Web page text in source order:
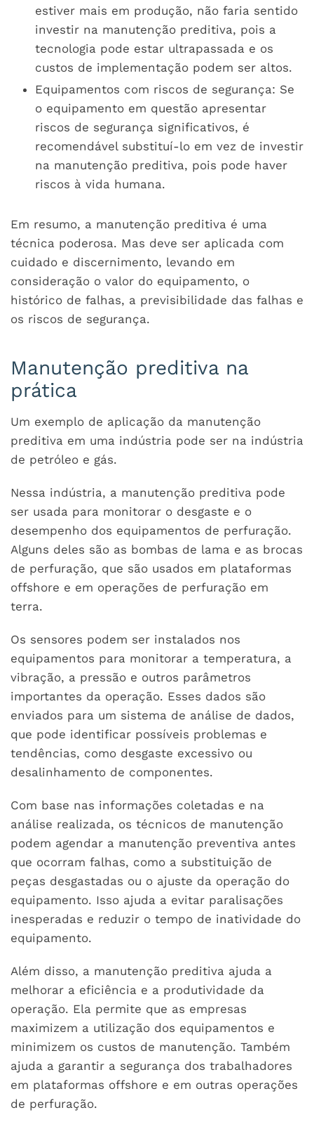
estiver mais em produção, não faria sentido
investir na manutenção preditiva, pois a
tecnologia pode estar ultrapassada e os
custos de implementação podem ser altos.
Equipamentos com riscos de segurança: Se
o equipamento em questão apresentar
riscos de segurança significativos, é
recomendável substituí-lo em vez de investir
na manutenção preditiva, pois pode haver
riscos à vida humana.
Em resumo, a manutenção preditiva é uma
técnica poderosa. Mas deve ser aplicada com
cuidado e discernimento, levando em
consideração o valor do equipamento, o
histórico de falhas, a previsibilidade das falhas e
os riscos de segurança.
Manutenção preditiva na
prática
Um exemplo de aplicação da manutenção
preditiva em uma indústria pode ser na indústria
de petróleo e gás.
Nessa indústria, a manutenção preditiva pode
ser usada para monitorar o desgaste e o
desempenho dos equipamentos de perfuração.
Alguns deles são as bombas de lama e as brocas
de perfuração, que são usados em plataformas
offshore e em operações de perfuração em
terra.
Os sensores podem ser instalados nos
equipamentos para monitorar a temperatura, a
vibração, a pressão e outros parâmetros
importantes da operação. Esses dados são
enviados para um sistema de análise de dados,
que pode identificar possíveis problemas e
tendências, como desgaste excessivo ou
desalinhamento de componentes.
Com base nas informações coletadas e na
análise realizada, os técnicos de manutenção
podem agendar a manutenção preventiva antes
que ocorram falhas, como a substituição de
peças desgastadas ou o ajuste da operação do
equipamento. Isso ajuda a evitar paralisações
inesperadas e reduzir o tempo de inatividade do
equipamento.
Além disso, a manutenção preditiva ajuda a
melhorar a eficiência e a produtividade da
operação. Ela permite que as empresas
maximizem a utilização dos equipamentos e
minimizem os custos de manutenção. Também
ajuda a garantir a segurança dos trabalhadores
em plataformas offshore e em outras operações
de perfuração.